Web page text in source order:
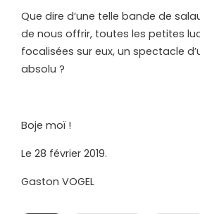
Que dire d’une telle bande de
de nous offrir, toutes les petites
focalisées sur eux, un spectacle
absolu ?
Boje moï !
Le 28 février 2019.
Gaston VOGEL